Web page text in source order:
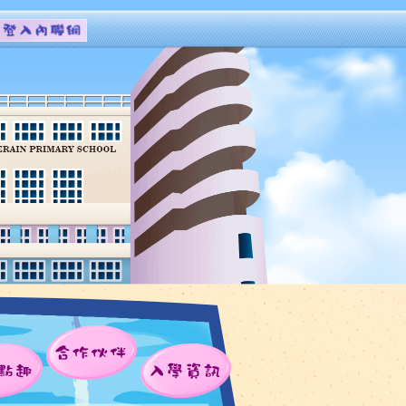
趣
合作伙伴
入學資訊